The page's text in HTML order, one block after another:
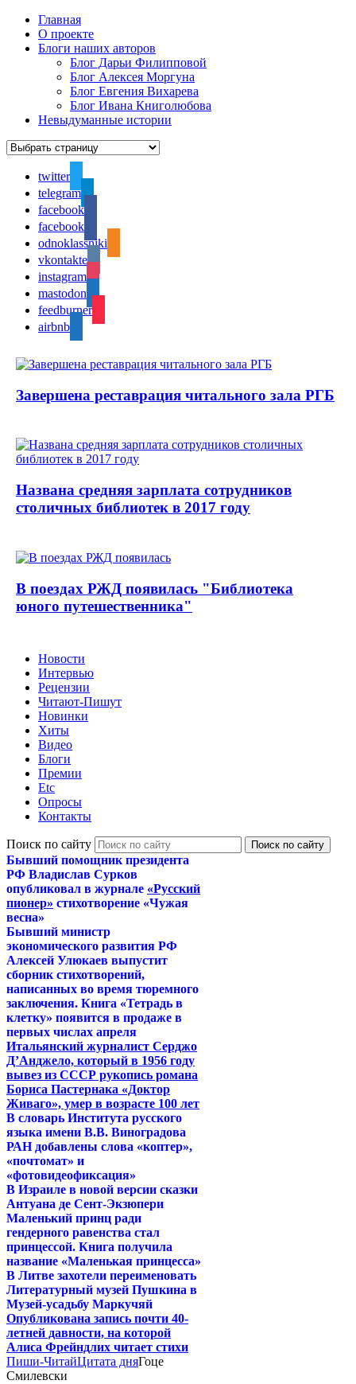
Главная
О проекте
Блоги наших авторов
Блог Дарьи Филипповой
Блог Алексея Моргуна
Блог Евгения Вихарева
Блог Ивана Книголюбова
Невыдуманные истории
twitter
telegram
facebook
facebook
odnoklassniki
vkontakte
instagram
mastodon
feedburner
airbnb
Завершена реставрация читального зала РГБ
Названа средняя зарплата сотрудников
столичных библиотек в 2017 году
В поездах РЖД появилась "Библиотека
юного путешественника"
Новости
Интервью
Рецензии
Читают-Пишут
Новинки
Хиты
Видео
Блоги
Премии
Etc
Опросы
Контакты
Поиск по сайту
Бывший помощник президента
РФ Владислав Сурков
опубликовал в журнале «Русский
пионер» стихотворение «Чужая
весна»
Бывший министр
экономического развития РФ
Алексей Улюкаев выпустит
сборник стихотворений,
написанных во время тюремного
заключения. Книга «Тетрадь в
клетку» появится в продаже в
первых числах апреля
Итальянский журналист Серджо
Д’Анджело, который в 1956 году
вывез из СССР рукопись романа
Бориса Пастернака «Доктор
Живаго», умер в возрасте 100 лет
В словарь Института русского
языка имени В.В. Виноградова
РАН добавлены слова «коптер»,
«почтомат» и
«фотовидеофиксация»
В Израиле в новой версии сказки
Антуана де Сент-Экзюпери
Маленький принц ради
гендерного равенства стал
принцессой. Книга получила
название «Маленькая принцесса»
В Литве захотели переименовать
Литературный музей Пушкина в
Музей-усадьбу Маркучяй
Опубликована запись почти 40-
летней давности, на которой
Алиса Фрейндлих читает стихи
Пиши-ЧитайЦитата дняГоце
Смилевски